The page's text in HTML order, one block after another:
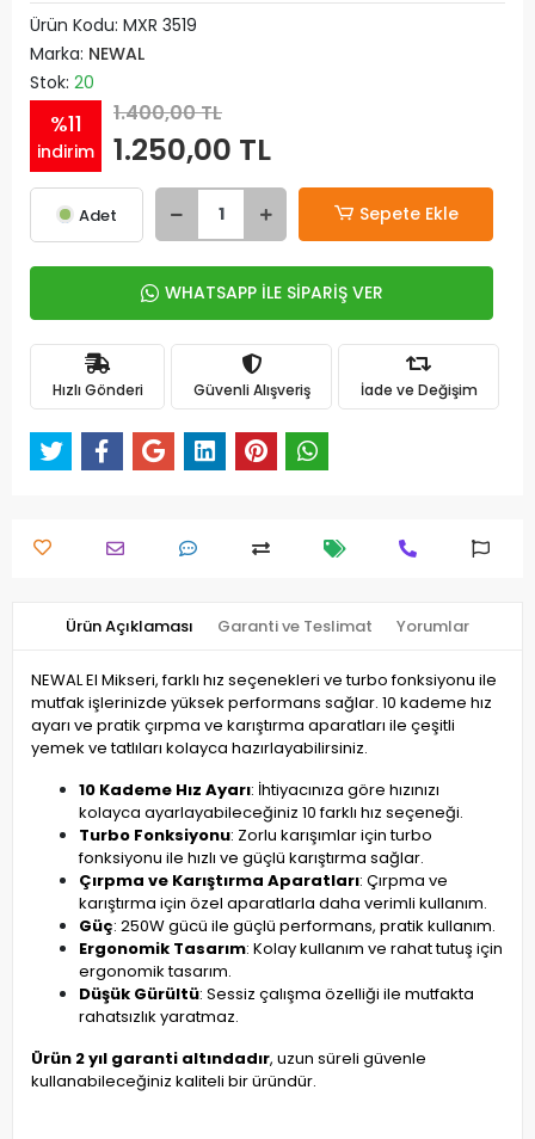
Ürün Kodu: MXR 3519
Marka: NEWAL
Stok: 20
%11
indirim
1.400,00 TL
1.250,00 TL
Adet Sepete Ekle
WHATSAPP İLE SİPARİŞ VER
Hızlı Gönderi Güvenli Alışveriş İade ve Değişim
Ürün Açıklaması Garanti ve Teslimat Yorumlar
NEWAL El Mikseri, farklı hız seçenekleri ve turbo fonksiyonu ile
mutfak işlerinizde yüksek performans sağlar. 10 kademe hız
ayarı ve pratik çırpma ve karıştırma aparatları ile çeşitli
yemek ve tatlıları kolayca hazırlayabilirsiniz.
10 Kademe Hız Ayarı: İhtiyacınıza göre hızınızı
kolayca ayarlayabileceğiniz 10 farklı hız seçeneği.
Turbo Fonksiyonu: Zorlu karışımlar için turbo
fonksiyonu ile hızlı ve güçlü karıştırma sağlar.
Çırpma ve Karıştırma Aparatları: Çırpma ve
karıştırma için özel aparatlarla daha verimli kullanım.
Güç: 250W gücü ile güçlü performans, pratik kullanım.
Ergonomik Tasarım: Kolay kullanım ve rahat tutuş için
ergonomik tasarım.
Düşük Gürültü: Sessiz çalışma özelliği ile mutfakta
rahatsızlık yaratmaz.
Ürün 2 yıl garanti altındadır, uzun süreli güvenle
kullanabileceğiniz kaliteli bir üründür.